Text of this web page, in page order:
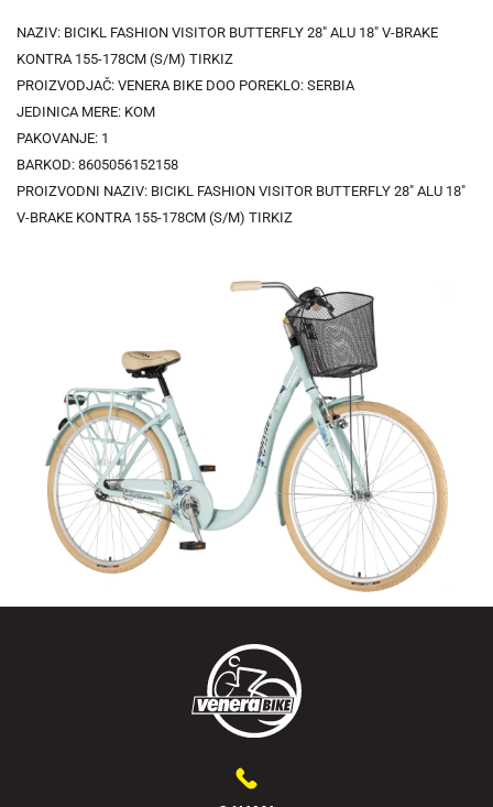
NAZIV: BICIKL FASHION VISITOR BUTTERFLY 28" ALU 18" V-BRAKE
KONTRA 155-178CM (S/M) TIRKIZ
PROIZVODJAČ: VENERA BIKE DOO POREKLO: SERBIA
JEDINICA MERE: KOM
PAKOVANJE: 1
BARKOD: 8605056152158
PROIZVODNI NAZIV: BICIKL FASHION VISITOR BUTTERFLY 28" ALU 18"
V-BRAKE KONTRA 155-178CM (S/M) TIRKIZ